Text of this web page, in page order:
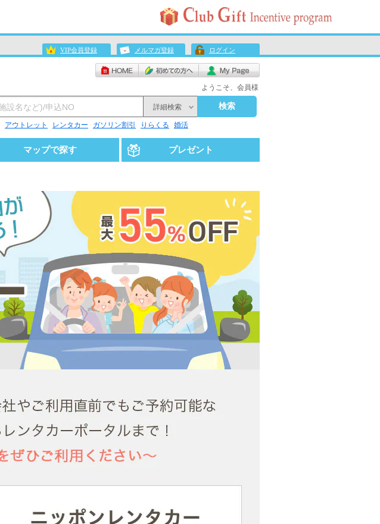
VIP会員登録 メルマガ登録 ログイン
ようこそ、会員様
詳細検索 検索
アウトレット レンタカー ガソリン割引 りらくる 婚活
マップで探す プレゼント